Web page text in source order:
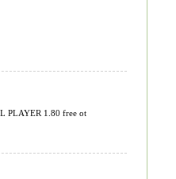
PLAYER 1.80 free ot